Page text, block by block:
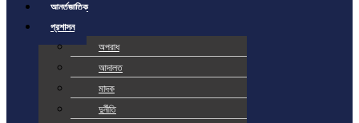
আর্ন্তজাতিক
প্রশাসন
অপরাধ
আদালত
মাদক
দুর্নীতি